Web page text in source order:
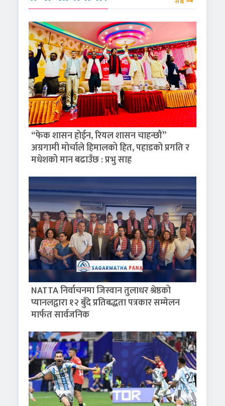
“फेक शासन होईन, रियल शासन चाहन्छौं”
अग्रगामी मोर्चाले हिमालको हित, पहाडको प्रगति र
मधेशको मान बढाउँछ : प्रभु साह
NATTA निर्वाचनमा जिस्वान तुलाधर श्रेष्ठको
प्यानलद्वारा १२ बुँदे प्रतिबद्धता पत्रकार सम्मेलन
मार्फत सार्वजनिक